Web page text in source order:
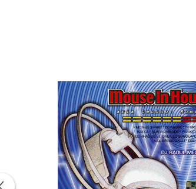
11 DJ Wave (2)–
12 DJ Rhadoo*–
13 Toxica–
14 DJ Raoul (2)–